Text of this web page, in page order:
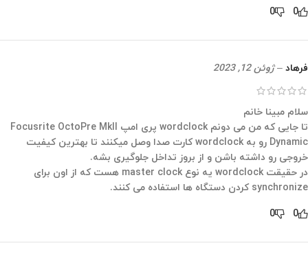
0
0
فرهاد – ژوئن 12, 2023
سلام مبینا خانم
تا جایی که من می دونم wordclock پری امپ Focusrite OctoPre MkII
Dynamic رو به wordclock کارت صدا وصل میکنند تا بهترین کیفیت
خروجی رو داشته باشن و از بروز تداخل جلوگیری بشه.
در حقیقت wordclock یه نوع master clock هست که از اون برای
synchronize کردن دستگاه ها استفاده می کنند.
0
0